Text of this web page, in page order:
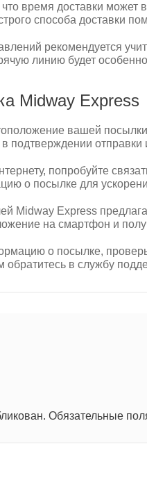
время доставки может
способа доставки
рекомендуется
линию будет
Midway Express
вашей
подтверждении
попробуйте
о посылке для
Midway Express
на смартфон и
о посылке,
в службу
Обязательные